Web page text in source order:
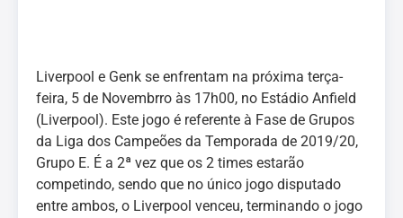
Liverpool e Genk se enfrentam na próxima terça-
feira, 5 de Novembrro às 17h00, no Estádio Anfield
(Liverpool). Este jogo é referente à Fase de Grupos
da Liga dos Campeões da Temporada de 2019/20,
Grupo E. É a 2ª vez que os 2 times estarão
competindo, sendo que no único jogo disputado
entre ambos, o Liverpool venceu, terminando o jogo